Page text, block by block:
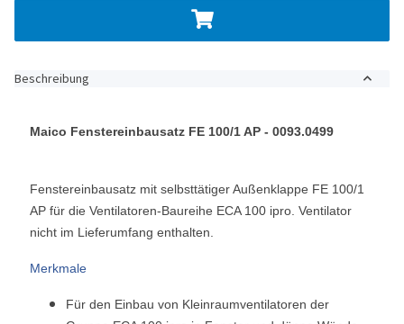
Beschreibung
Maico Fenstereinbausatz FE 100/1 AP - 0093.0499
Fenstereinbausatz mit selbsttätiger Außenklappe FE 100/1
AP für die Ventilatoren-Baureihe ECA 100 ipro. Ventilator
nicht im Lieferumfang enthalten.
Merkmale
Für den Einbau von Kleinraumventilatoren der